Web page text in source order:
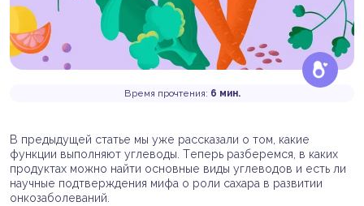
Время прочтения: 6 мин.
В предыдущей статье мы уже рассказали о том, какие
функции выполняют углеводы. Теперь разберемся, в каких
продуктах можно найти основные виды углеводов и есть ли
научные подтверждения мифа о роли сахара в развитии
онкозаболеваний.